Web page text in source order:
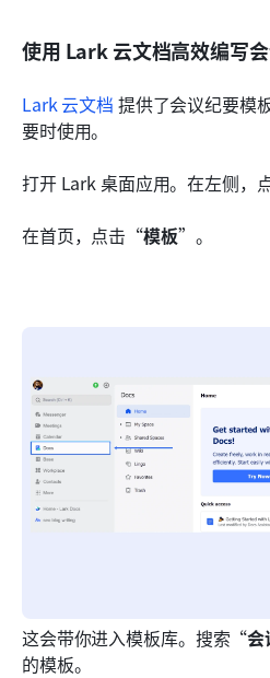
使用 Lark 云文档高效编写
Lark 云文档 提供了会议纪要模
要时使用。
打开 Lark 桌面应用。在左侧，
在首页，点击“模板”。
这会带你进入模板库。搜索“会
的模板。